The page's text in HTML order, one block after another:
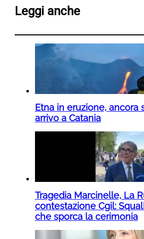
Leggi anche
Etna in eruzione, ancora
arrivo a Catania
Tragedia Marcinelle, La
contestazione Cgil:
che sporca la cerimonia